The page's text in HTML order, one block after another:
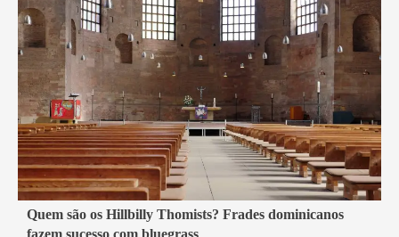
4 min read
Quem são os Hillbilly Thomists? Frades dominicanos
fazem sucesso com bluegrass